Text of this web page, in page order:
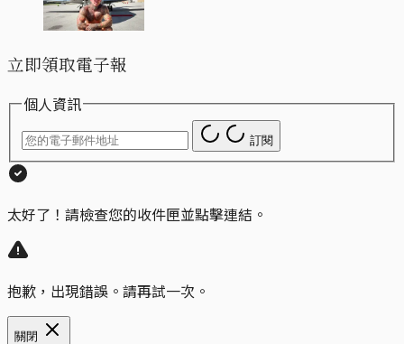
立即領取電子報
個人資訊
訂閱
太好了！請檢查您的收件匣並點擊連結。
抱歉，出現錯誤。請再試一次。
關閉